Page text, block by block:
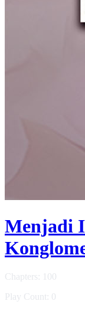
Menjadi
Chapters: 100
Play Count: 0